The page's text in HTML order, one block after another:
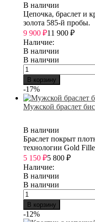
В наличии
Цепочка, браслет и
золота 585-й пробы.
9 900 ₽11 900 ₽
Наличие:
В наличии
В наличии
В корзину
-17%
Мужской браслет
В наличии
Браслет покрыт
технологии Gold
5 150 ₽5 800 ₽
Наличие:
В наличии
В наличии
В корзину
-12%